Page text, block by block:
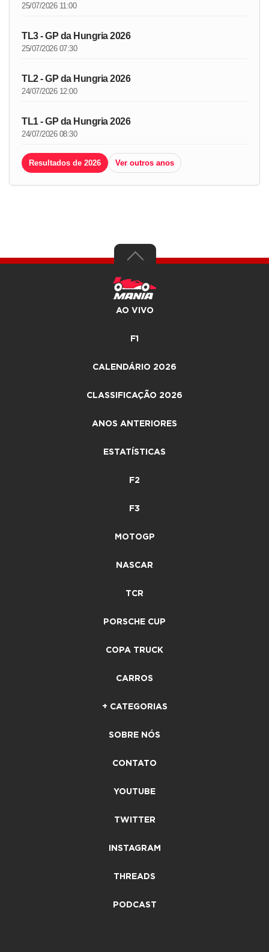
25/07/2026 11:00
TL3 - GP da Hungria 2026
25/07/2026 07:30
TL2 - GP da Hungria 2026
24/07/2026 12:00
TL1 - GP da Hungria 2026
24/07/2026 08:30
Resultados de 2026 Ver outros anos
AO VIVO
F1
CALENDÁRIO 2026
CLASSIFICAÇÃO 2026
ANOS ANTERIORES
ESTATÍSTICAS
F2
F3
MOTOGP
NASCAR
TCR
PORSCHE CUP
COPA TRUCK
CARROS
+ CATEGORIAS
SOBRE NÓS
CONTATO
YOUTUBE
TWITTER
INSTAGRAM
THREADS
PODCAST